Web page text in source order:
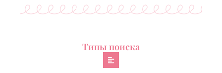
Типы поиска